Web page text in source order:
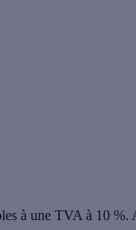
à une TVA à 10 %.